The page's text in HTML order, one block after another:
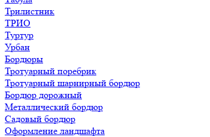
Трилистник
ТРИО
Туртур
Урбан
Бордюры
Тротуарный поребрик
Тротуарный шарнирный бордюр
Бордюр дорожный
Металлический бордюр
Садовый бордюр
Оформление ландшафта